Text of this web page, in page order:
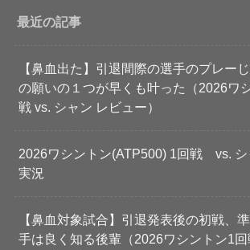
最近の記事
【鼻血出た】引退間際の選手のプレー
の願いの１つが早くも叶った（2026ワ
戦 vs. シャン レビュー）
2026ワシントン(ATP500) 1回戦 vs.
実況
【鼻血対象試合】引退発表後の初戦、
手は良く知る後輩（2026ワシントン1